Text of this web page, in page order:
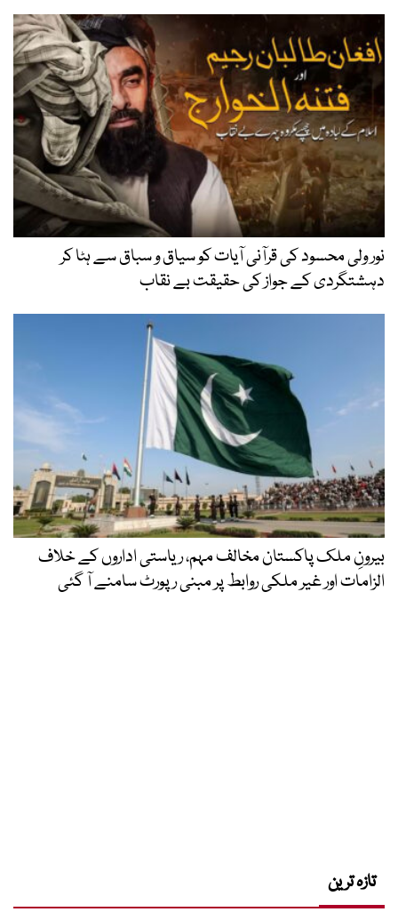
نور ولی محسود کی قرآنی آیات کو سیاق و سباق سے ہٹا کر
دہشتگردی کے جواز کی حقیقت بے نقاب
بیرونِ ملک پاکستان مخالف مہم، ریاستی اداروں کے خلاف
الزامات اور غیر ملکی روابط پر مبنی رپورٹ سامنے آ گئی
تازہ ترین